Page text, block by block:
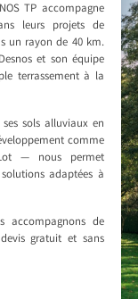
TP accompagne
leurs projets de
un rayon de 40 km.
et son équipe
terrassementà la
sols alluviaux en
comme
Lot — nous permet
adaptées à
accompagnons de
gratuit et sans